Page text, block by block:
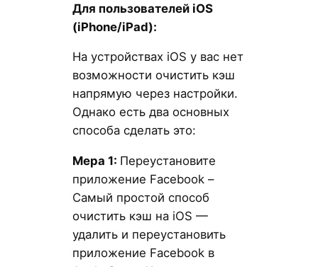
Для пользователей iOS
(iPhone/iPad):
На устройствах iOS у вас нет
возможности очистить кэш
напрямую через настройки.
Однако есть два основных
способа сделать это:
Мера 1: Переустановите
приложение Facebook –
Самый простой способ
очистить кэш на iOS —
удалить и переустановить
приложение Facebook в